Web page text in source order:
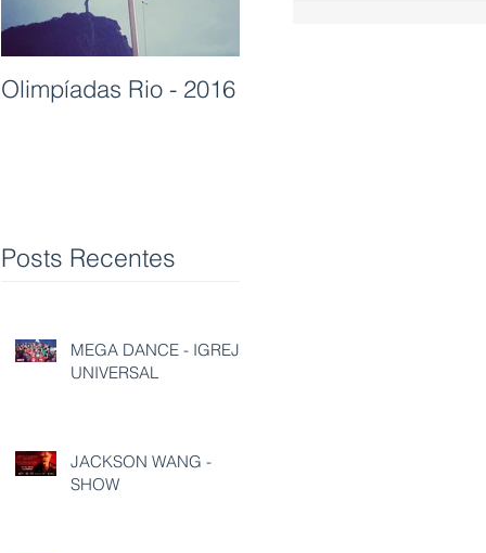
Olimpíadas Rio - 2016
Posts Recentes
MEGA DANCE - IGREJA
UNIVERSAL
JACKSON WANG -
SHOW